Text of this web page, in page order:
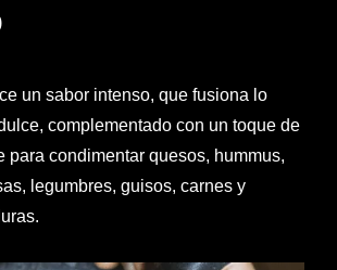
un sabor intenso, que fusiona lo
complementado con un toque de
para condimentar quesos, hummus,
legumbres, guisos, carnes y